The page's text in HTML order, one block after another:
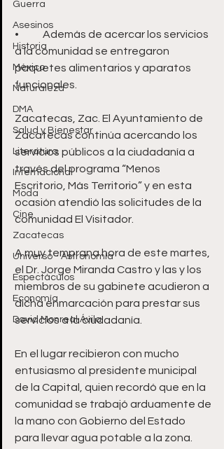
Guerra
Asesinos
Historia
México
Naturaleza
DMA
Salud y Bienestar
Literatura
Internacional
Moda
Cine
Zacatecas
Universo - Astronomía
Espectáculos
Economía
David Monreal Ávila
•	Además de acercar los servicios
a la comunidad se entregaron
paquetes alimentarios y aparatos
funcionales.
Zacatecas, Zac. El Ayuntamiento de
Zacatecas continúa acercando los
servicios públicos a la ciudadanía a
través del programa “Menos
Escritorio, Más Territorio” y en esta
ocasión atendió las solicitudes de la
comunidad El Visitador.
A muy temprana hora de este martes,
el Dr. Jorge Miranda Castro y las y los
miembros de su gabinete acudieron a
dicha enmarcación para prestar sus
servicios a la ciudadanía.
En el lugar recibieron con mucho
entusiasmo al presidente municipal
de la Capital, quien recordó que en la
comunidad se trabajó arduamente de
la mano con Gobierno del Estado
para llevar agua potable a la zona.